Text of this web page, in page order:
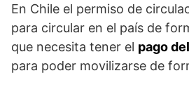
En Chile el permiso de
para circular en el país de
que necesita tener el pago
para poder movilizarse de